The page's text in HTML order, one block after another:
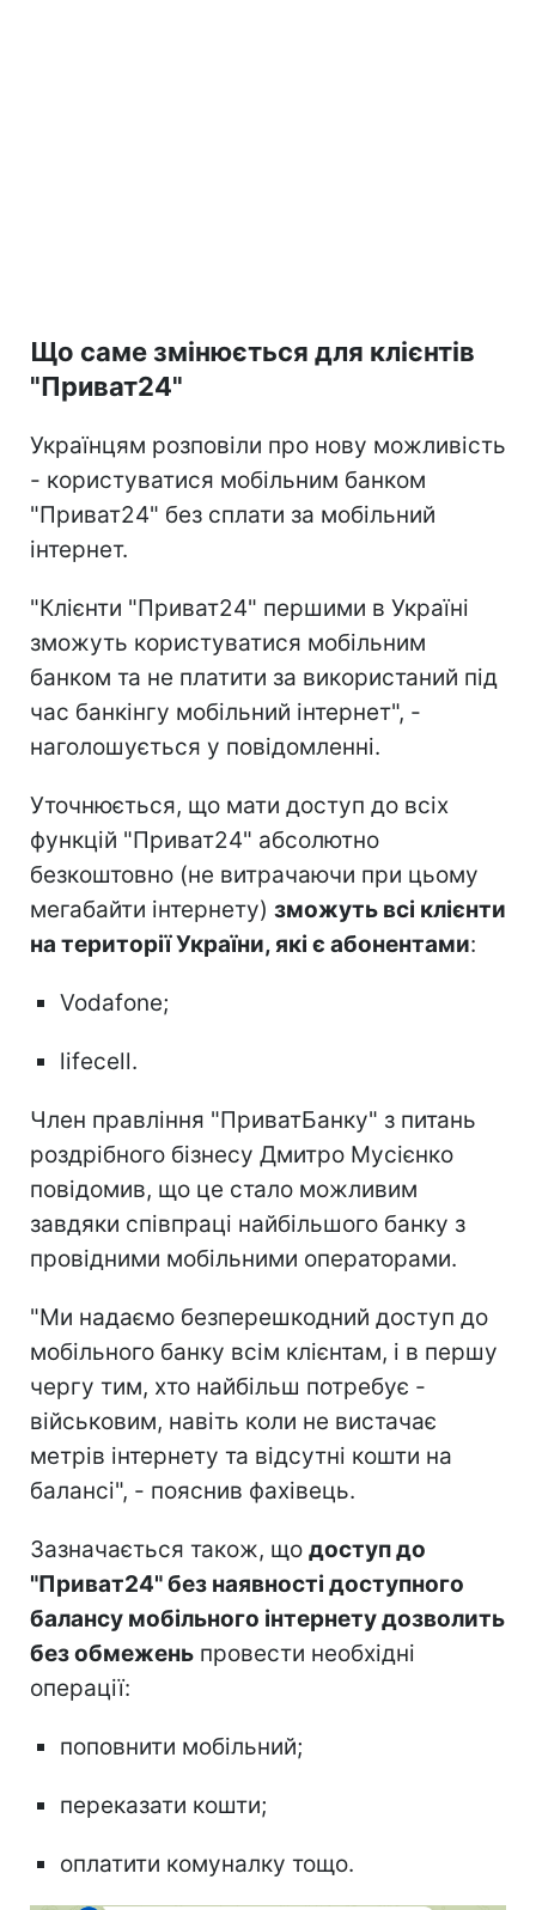
Що саме змінюється для клієнтів
"Приват24"
Українцям розповіли про нову можливість
- користуватися мобільним банком
"Приват24" без сплати за мобільний
інтернет.
"Клієнти "Приват24" першими в Україні
зможуть користуватися мобільним
банком та не платити за використаний під
час банкінгу мобільний інтернет", -
наголошується у повідомленні.
Уточнюється, що мати доступ до всіх
функцій "Приват24" абсолютно
безкоштовно (не витрачаючи при цьому
мегабайти інтернету) зможуть всі клієнти
на території України, які є абонентами:
Vodafone;
lifecell.
Член правління "ПриватБанку" з питань
роздрібного бізнесу Дмитро Мусієнко
повідомив, що це стало можливим
завдяки співпраці найбільшого банку з
провідними мобільними операторами.
"Ми надаємо безперешкодний доступ до
мобільного банку всім клієнтам, і в першу
чергу тим, хто найбільш потребує -
військовим, навіть коли не вистачає
метрів інтернету та відсутні кошти на
балансі", - пояснив фахівець.
Зазначається також, що доступ до
"Приват24" без наявності доступного
балансу мобільного інтернету дозволить
без обмежень провести необхідні
операції:
поповнити мобільний;
переказати кошти;
оплатити комуналку тощо.